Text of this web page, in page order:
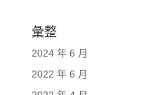
彙整
2024 年 6 月
2022 年 6 月